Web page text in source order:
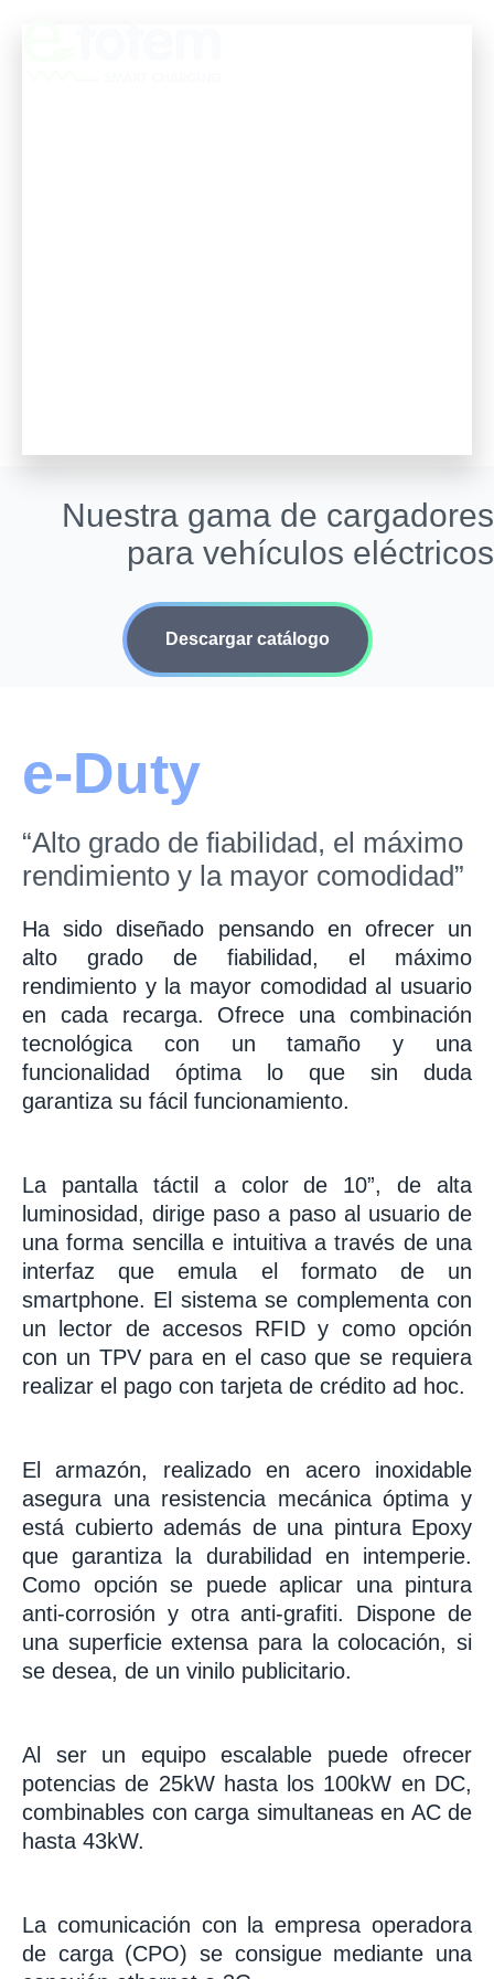
Nuestra gama de cargadores
para vehículos eléctricos
Descargar catálogo
e-Duty
“Alto grado de fiabilidad, el máximo
rendimiento y la mayor comodidad”
Ha sido diseñado pensando en ofrecer un
alto grado de fiabilidad, el máximo
rendimiento y la mayor comodidad al usuario
en cada recarga. Ofrece una combinación
tecnológica con un tamaño y una
funcionalidad óptima lo que sin duda
garantiza su fácil funcionamiento.
La pantalla táctil a color de 10”, de alta
luminosidad, dirige paso a paso al usuario de
una forma sencilla e intuitiva a través de una
interfaz que emula el formato de un
smartphone. El sistema se complementa con
un lector de accesos RFID y como opción
con un TPV para en el caso que se requiera
realizar el pago con tarjeta de crédito ad hoc.
El armazón, realizado en acero inoxidable
asegura una resistencia mecánica óptima y
está cubierto además de una pintura Epoxy
que garantiza la durabilidad en intemperie.
Como opción se puede aplicar una pintura
anti-corrosión y otra anti-grafiti. Dispone de
una superficie extensa para la colocación, si
se desea, de un vinilo publicitario.
Al ser un equipo escalable puede ofrecer
potencias de 25kW hasta los 100kW en DC,
combinables con carga simultaneas en AC de
hasta 43kW.
La comunicación con la empresa operadora
de carga (CPO) se consigue mediante una